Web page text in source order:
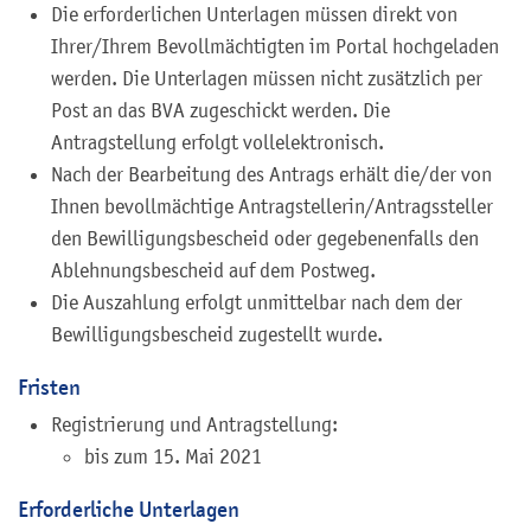
Die erforderlichen Unterlagen müssen direkt von
Ihrer/Ihrem Bevollmächtigten im Portal hochgeladen
werden. Die Unterlagen müssen nicht zusätzlich per
Post an das BVA zugeschickt werden. Die
Antragstellung erfolgt vollelektronisch.
Nach der Bearbeitung des Antrags erhält die/der von
Ihnen bevollmächtige Antragstellerin/Antragssteller
den Bewilligungsbescheid oder gegebenenfalls den
Ablehnungsbescheid auf dem Postweg.
Die Auszahlung erfolgt unmittelbar nach dem der
Bewilligungsbescheid zugestellt wurde.
Fristen
Registrierung und Antragstellung:
bis zum 15. Mai 2021
Erforderliche Unterlagen